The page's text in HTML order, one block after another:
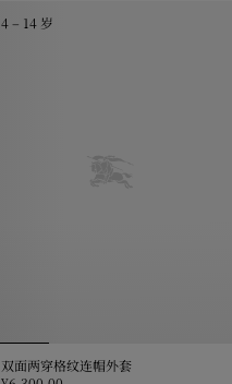
4 – 14 岁
双面两穿格纹连帽外套